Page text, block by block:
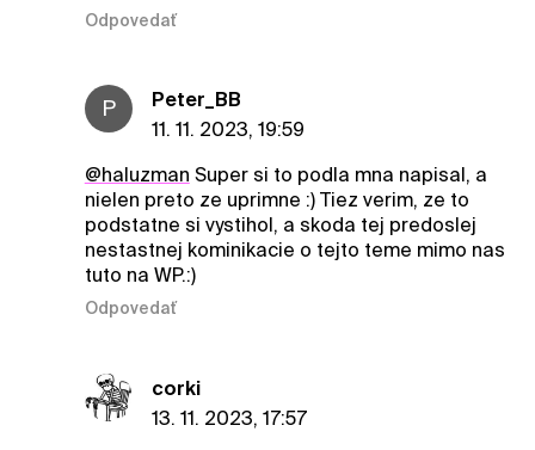
Odpovedať
P
Peter_BB
11. 11. 2023, 19:59
@haluzman Super si to podla mna napisal, a
nielen preto ze uprimne :) Tiez verim, ze to
podstatne si vystihol, a skoda tej predoslej
nestastnej kominikacie o tejto teme mimo nas
tuto na WP.:)
Odpovedať
corki
13. 11. 2023, 17:57